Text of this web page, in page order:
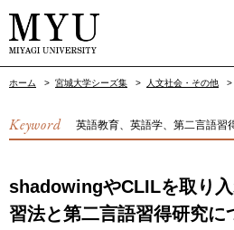
ホーム > 宮城大学シーズ集 > 人文社会・その他 >
Keyword 英語教育、英語学、第二言語習
shadowingやCLILを取り
習法と第二言語習得研究に